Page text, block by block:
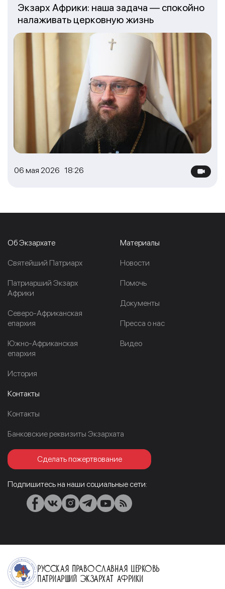
06 мая 2026 18:26
Экзарх Африки: наша задача — спокойно
налаживать церковную жизнь
Об Экзархате
Cвятейший Патриарх
Патриарший Экзарх
Африки
Северо-Африканская
епархия
Южно-Африканская
епархия
История
Материалы
Новости
Помочь
Документы
Пресса о нас
Видео
Контакты
Контакты
Банковские реквизиты Экзархата
Сделать пожертвование
Подпишитесь на наши социальные сети:
Русская Православная Церковь
Патриарший Экзархат Африки